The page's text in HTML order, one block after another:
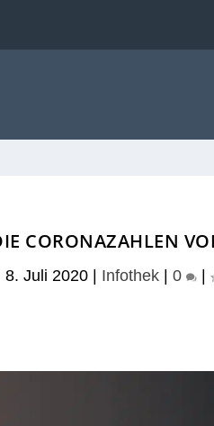
CORONAZAHLEN
8. Juli 2020| Infothek| 0 |